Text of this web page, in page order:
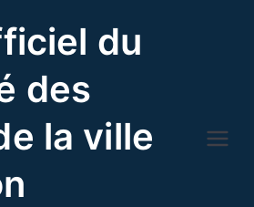
du
des
la ville